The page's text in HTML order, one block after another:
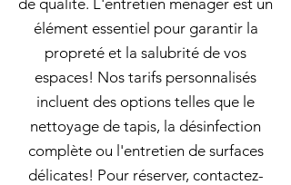
de qualité. L'entretien ménager est un
élément essentiel pour garantir la
propreté et la salubrité de vos
espaces! Nos tarifs personnalisés
incluent des options telles que le
nettoyage de tapis, la désinfection
complète ou l'entretien de surfaces
délicates! Pour réserver, contactez-